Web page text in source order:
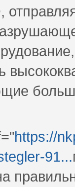
https://
91...